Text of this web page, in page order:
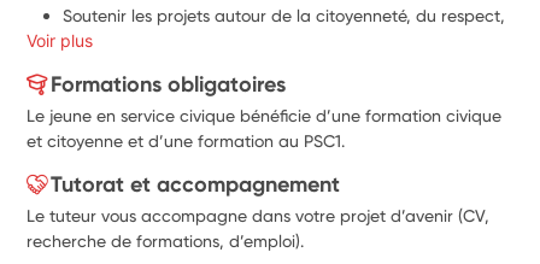
Soutenir les projets autour de la citoyenneté, du respect,
de la solidarité et du développement durable ;
discrimination, respect des règles de vie) ;
Encourager l'autonomie, la coopération et l'inclusion des
élèves ;
sein de l'école.
Sens de l'écoute, patience et bienveillance
Capacité à travailler en équipe
Voir plus
Formations obligatoires
Le jeune en service civique bénéficie d’une formation civique
et citoyenne et d’une formation au PSC1.
Tutorat et accompagnement
Le tuteur vous accompagne dans votre projet d’avenir (CV,
recherche de formations, d’emploi).